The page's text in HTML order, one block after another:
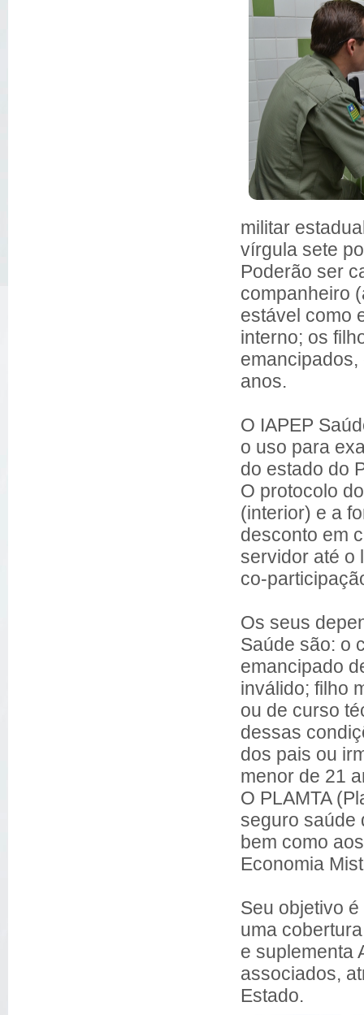
militar
vírgula sete
Poderão ser
companheiro
estável como
interno; os
anos.
O IAPEP
o uso para
do estado do
O protocolo
(interior) e a
desconto em
servidor até o
co-
Os seus
Saúde são: o
emancipado
inválido; filho
ou de curso
dessas
dos pais ou
menor de 21
O PLAMTA
seguro saúde
bem como
Economia
Seu objetivo
uma
e suplementa
associados,
Estado.